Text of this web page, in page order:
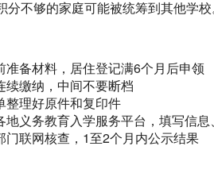
分不够的家庭可能被统筹到其他学
准备材料，居住登记满6个月后申领
续缴纳，中间不要断档
整理好原件和复印件
地义务教育入学服务平台，填写信
门联网核查，1至2个月内公示结果